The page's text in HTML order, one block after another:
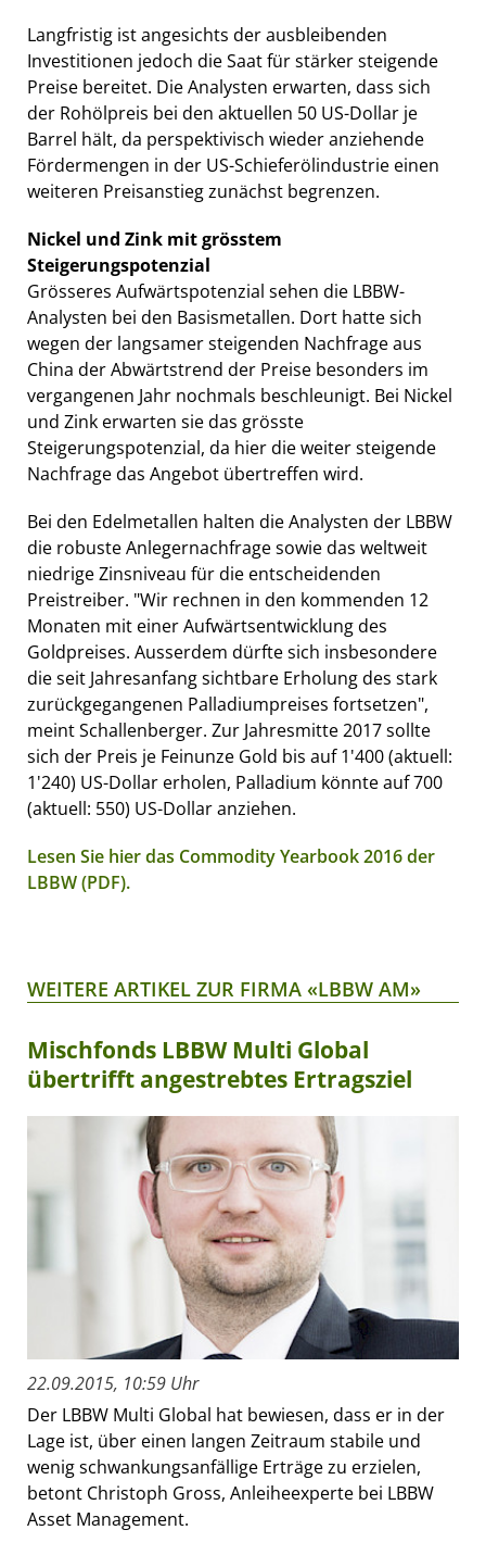
Langfristig ist angesichts der ausbleibenden
Investitionen jedoch die Saat für stärker steigende
Preise bereitet. Die Analysten erwarten, dass sich
der Rohölpreis bei den aktuellen 50 US-Dollar je
Barrel hält, da perspektivisch wieder anziehende
Fördermengen in der US-Schieferölindustrie einen
weiteren Preisanstieg zunächst begrenzen.
Nickel und Zink mit grösstem
Steigerungspotenzial
Grösseres Aufwärtspotenzial sehen die LBBW-
Analysten bei den Basismetallen. Dort hatte sich
wegen der langsamer steigenden Nachfrage aus
China der Abwärtstrend der Preise besonders im
vergangenen Jahr nochmals beschleunigt. Bei Nickel
und Zink erwarten sie das grösste
Steigerungspotenzial, da hier die weiter steigende
Nachfrage das Angebot übertreffen wird.
Bei den Edelmetallen halten die Analysten der LBBW
die robuste Anlegernachfrage sowie das weltweit
niedrige Zinsniveau für die entscheidenden
Preistreiber. "Wir rechnen in den kommenden 12
Monaten mit einer Aufwärtsentwicklung des
Goldpreises. Ausserdem dürfte sich insbesondere
die seit Jahresanfang sichtbare Erholung des stark
zurückgegangenen Palladiumpreises fortsetzen",
meint Schallenberger. Zur Jahresmitte 2017 sollte
sich der Preis je Feinunze Gold bis auf 1'400 (aktuell:
1'240) US-Dollar erholen, Palladium könnte auf 700
(aktuell: 550) US-Dollar anziehen.
Lesen Sie hier das Commodity Yearbook 2016 der
LBBW (PDF).
WEITERE ARTIKEL ZUR FIRMA «LBBW AM»
Mischfonds LBBW Multi Global
übertrifft angestrebtes Ertragsziel
22.09.2015, 10:59 Uhr
Der LBBW Multi Global hat bewiesen, dass er in der
Lage ist, über einen langen Zeitraum stabile und
wenig schwankungsanfällige Erträge zu erzielen,
betont Christoph Gross, Anleiheexperte bei LBBW
Asset Management.